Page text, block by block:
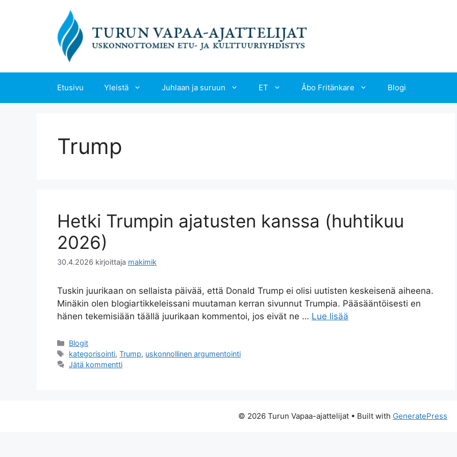
Etusivu Yleistä Juhlaan ja suruun ET Åbo Fritänkare Blogi
Trump
Hetki Trumpin ajatusten kanssa (huhtikuu
2026)
30.4.2026 kirjoittaja makimik
Tuskin juurikaan on sellaista päivää, että Donald Trump ei olisi uutisten keskeisenä aiheena.
Minäkin olen blogiartikkeleissani muutaman kerran sivunnut Trumpia. Pääsääntöisesti en
hänen tekemisiään täällä juurikaan kommentoi, jos eivät ne … Lue lisää
Kategoriat
Blogit
Avainsanat
kategorisointi,Trump, uskonnollinen argumentointi
Jätä kommentti
© 2026 Turun Vapaa-ajattelijat • Built with GeneratePress